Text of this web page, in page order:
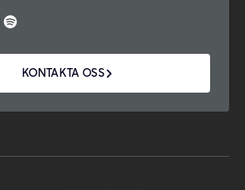
KONTAKTA OSS